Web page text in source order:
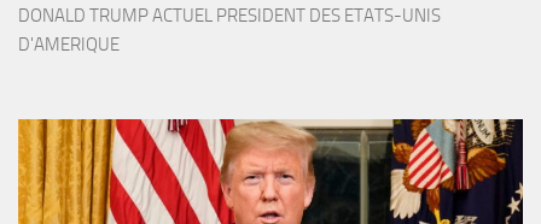
DONALD TRUMP ACTUEL PRESIDENT DES ETATS-UNIS
D'AMERIQUE